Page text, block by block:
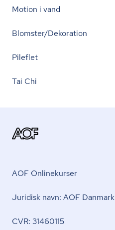
Motion i vand
Blomster/Dekoration
Pileflet
Tai Chi
AOF Onlinekurser
Juridisk navn: AOF Danmark
CVR: 31460115